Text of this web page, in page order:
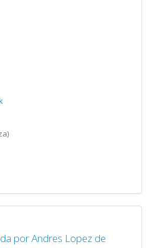
por Andres Lopez de